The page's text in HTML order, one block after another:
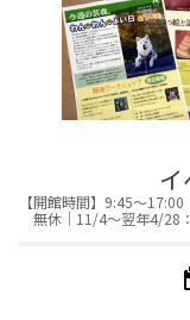
【開館時間】9:45～
無休｜11/4～翌年4/28